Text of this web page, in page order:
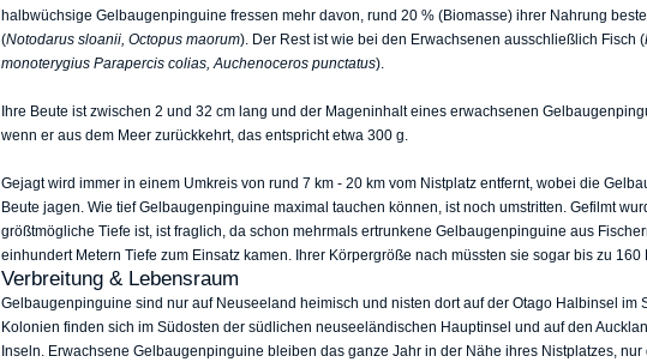
halbwüchsige Gelbaugenpinguine fressen mehr davon, rund 20 % (Biomasse) ihrer Nahrung
(Notodarus sloanii, Octopus maorum). Der Rest ist wie bei den Erwachsenen ausschließlich Fisch (
monoterygius Parapercis colias, Auchenoceros punctatus).
Ihre Beute ist zwischen 2 und 32 cm lang und der Mageninhalt eines erwachsenen
wenn er aus dem Meer zurückkehrt, das entspricht etwa 300 g.
Gejagt wird immer in einem Umkreis von rund 7 km - 20 km vom Nistplatz entfernt, wobei die
Beute jagen. Wie tief Gelbaugenpinguine maximal tauchen können, ist noch umstritten. Gefilmt
größtmögliche Tiefe ist, ist fraglich, da schon mehrmals ertrunkene Gelbaugenpinguine aus
einhundert Metern Tiefe zum Einsatz kamen. Ihrer Körpergröße nach müssten sie sogar bis zu
Verbreitung & Lebensraum
Gelbaugenpinguine sind nur auf Neuseeland heimisch und nisten dort auf der Otago Halbinsel im
Kolonien finden sich im Südosten der südlichen neuseeländischen Hauptinsel und auf den
Inseln. Erwachsene Gelbaugenpinguine bleiben das ganze Jahr in der Nähe ihres Nistplatzes,